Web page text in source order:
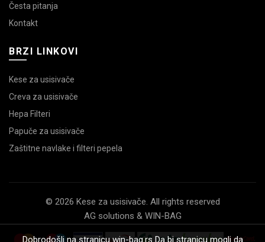
Česta pitanja
Kontakt
BRZI LINKOVI
Kese za usisivače
Creva za usisivače
Hepa Filteri
Papuče za usisivače
Zaštitne navlake i filteri pepela
© 2026 Kese za usisivače. All rights reserved
AG solutions & WIN-BAG
Dobrodošli na stranicu win-bag.rs Da bi stranicu mogli da